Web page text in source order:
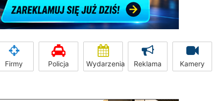
Firmy Policja Wydarzenia Reklama Kamery